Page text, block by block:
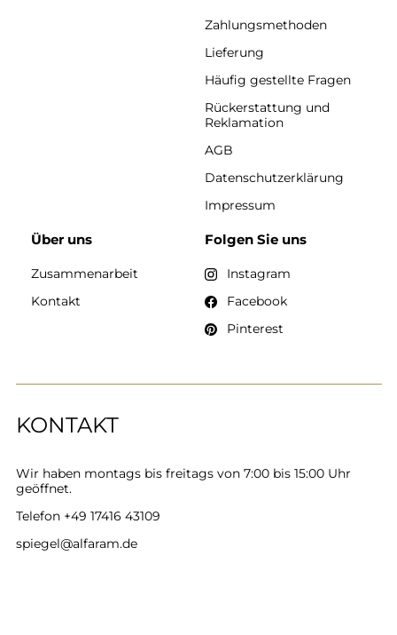
KONTAKT
Wir haben montags bis freitags von 7:00 bis 15:00 Uhr
geöffnet.
Telefon +49 17416 43109
spiegel@alfaram.de
Zahlungsmethoden
Lieferung
Häufig gestellte Fragen
Rückerstattung und
Reklamation
AGB
Datenschutzerklärung
Impressum
Über uns
Zusammenarbeit
Kontakt
Folgen Sie uns
Instagram
Facebook
Pinterest